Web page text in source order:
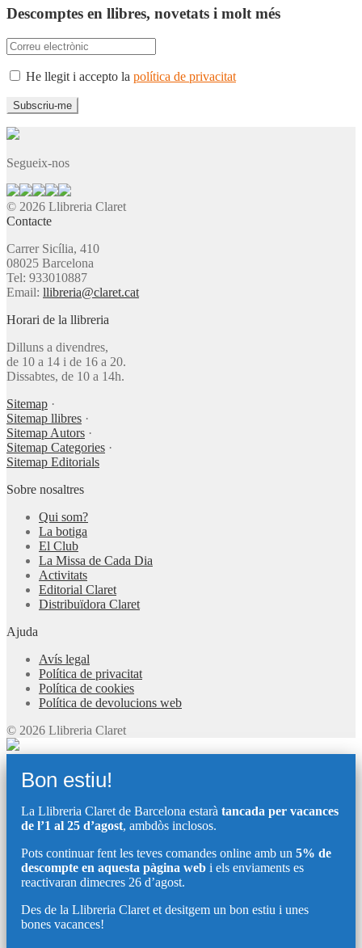
Descomptes en llibres, novetats i molt més
He llegit i accepto la política de privacitat
Segueix-nos
© 2026 Llibreria Claret
Contacte
Carrer Sicília, 410
08025 Barcelona
Tel: 933010887
Email: llibreria@claret.cat
Horari de la llibreria
Dilluns a divendres,
de 10 a 14 i de 16 a 20.
Dissabtes, de 10 a 14h.
Sitemap ·
Sitemap llibres ·
Sitemap Autors ·
Sitemap Categories ·
Sitemap Editorials
Sobre nosaltres
Qui som?
La botiga
El Club
La Missa de Cada Dia
Activitats
Editorial Claret
Distribuïdora Claret
Ajuda
Avís legal
Política de privacitat
Política de cookies
Política de devolucions web
© 2026 Llibreria Claret
Bon estiu!
La Llibreria Claret de Barcelona estarà tancada per vacances
de l’1 al 25 d’agost, ambdòs inclosos.
Pots continuar fent les teves comandes online amb un 5% de
descompte en aquesta pàgina web i els enviaments es
reactivaran dimecres 26 d’agost.
Des de la Llibreria Claret et desitgem un bon estiu i unes
bones vacances!